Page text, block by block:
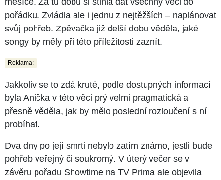
měsíce. Za tu dobu si stihla dát všechny věci do
pořádku. Zvládla ale i jednu z nejtěžších – naplánovat
svůj pohřeb. Zpěvačka již delší dobu věděla, jaké
songy by měly při této příležitosti zaznít.
Reklama:
Jakkoliv se to zdá kruté, podle dostupných informací
byla Anička v této věci prý velmi pragmatická a
přesně věděla, jak by mělo poslední rozloučení s ní
probíhat.
Dva dny po její smrti nebylo zatím známo, jestli bude
pohřeb veřejný či soukromý. V úterý večer se v
závěru pořadu Showtime na TV Prima ale objevila